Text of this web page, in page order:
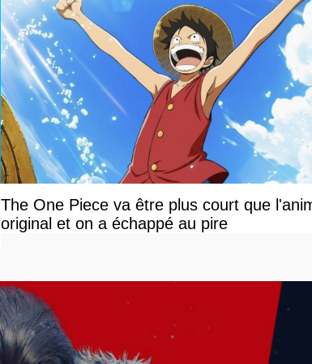
The One Piece va être plus court que
original et on a échappé au pire